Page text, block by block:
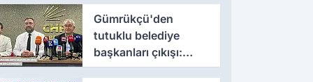
Gümrükçü'den
tutuklu belediye
başkanları çıkışı:
'Yıllarca iddianame